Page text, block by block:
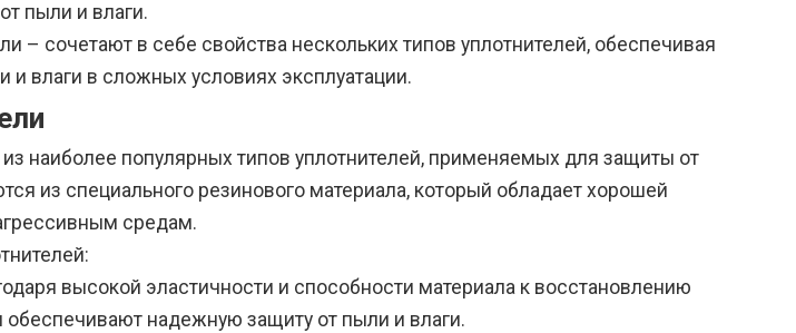
пыли и влаги.
– сочетают в себе свойства нескольких типов уплотнителей, обеспечивая
влаги в сложных условиях эксплуатации.
наиболее популярных типов уплотнителей, применяемых для защиты от
из специального резинового материала, который обладает хорошей
средам.
высокой эластичности и способности материала к восстановлению
надежную защиту от пыли и влаги.